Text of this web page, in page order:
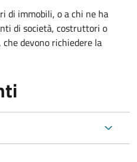
di immobili, o a chi ne ha
di società, costruttori o
devono richiedere la